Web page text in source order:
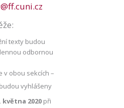
texty budou
odbornou
v obou sekcích –
vyhlášeny
května 2020 při